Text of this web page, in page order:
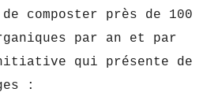
composter près de 100
par an et par
qui présente de
: